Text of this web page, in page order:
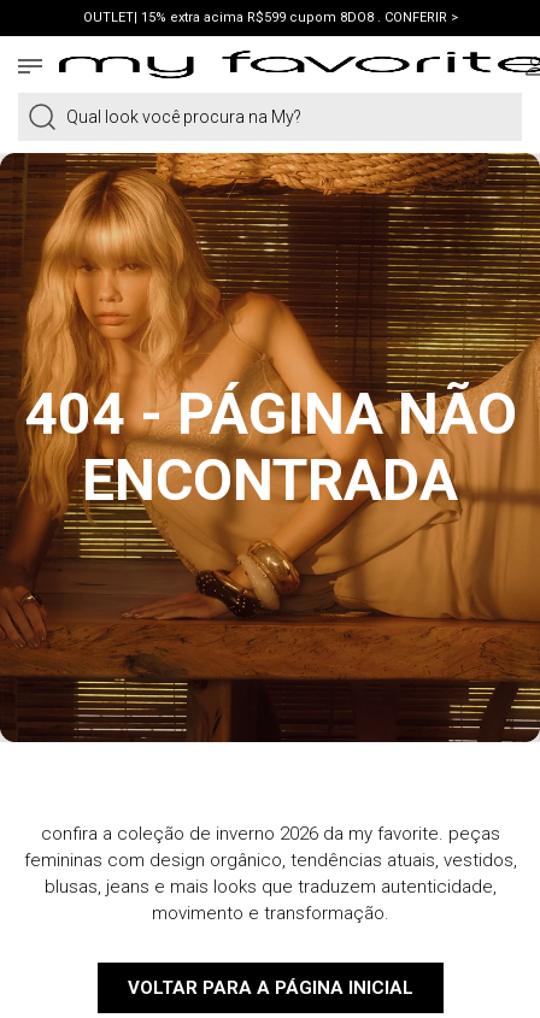
OUTLET| 15% extra acima R$599 cupom 8DO8 . CONFERIR >
PRIMEIRA COMPRA | ganhe 10% cupom WELCOME. VER LOOKS >
Qual look você procura na My?
404 - PÁGINA NÃO
ENCONTRADA
confira a coleção de inverno 2026 da my favorite. peças
femininas com design orgânico, tendências atuais, vestidos,
blusas, jeans e mais looks que traduzem autenticidade,
movimento e transformação.
VOLTAR PARA A PÁGINA INICIAL